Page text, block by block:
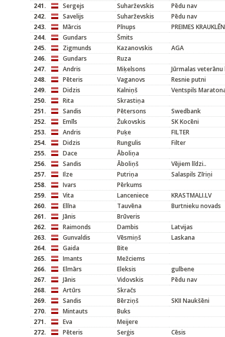
241. Sergejs Suharževskis
Pēdu nav
242.
Savelijs Suharževskis
Pēdu nav
243.
Mārcis Pīnups
PREIMES
244.
Gundars
Šmits
245.
Zigmunds Kazanovskis
AGA
246.
Gundars
Ruza
247.
Andris Miķelsons
Jūrmalas veterānu
248.
Pēteris Vaganovs
Resnie putni
249.
Didzis Kalniņš
Ventspils
250.
Rita
Skrastiņa
251.
Sandis Pētersons
Swedbank
252.
Emīls Žukovskis
SK Kocēni
253.
Andris Puķe
FILTER
254.
Didzis Rungulis
Filter
255.
Dace
Āboliņa
256.
Sandis Āboliņš
Vējiem līdzi..
257.
Ilze Putriņa
Salaspils Zīriņi
258.
Ivars
Pērkums
259.
Vita Lanceniece
KRASTMALI.LV
260.
Elīna Tauvēna
Burtnieku novads
261.
Jānis
Brūveris
262.
Raimonds Dambis
Latvijas
263.
Gunvaldis Vēsmiņš
Laskana
264.
Gaida
Bite
265.
Imants
Mežciems
266.
Elmārs Eleksis
gulbene
267.
Jānis Vidovskis
Pēdu nav
268.
Artūrs
Skračs
269.
Sandis Bērziņš
SKII Naukšēni
270.
Mintauts
Buks
271.
Eva
Meijere
272.
Pēteris Serģis
Cēsis